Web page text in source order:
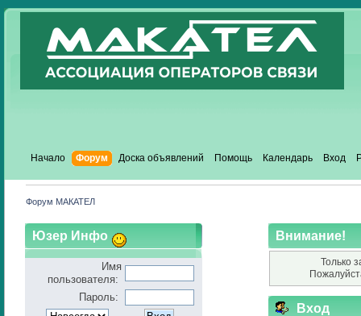
Начало Форум Доска объявлений Помощь Календарь Вход
Форум МАКАТЕЛ
Юзер Инфо
Имя
пользователя:
Пароль:
Внимание!
Только
Вход